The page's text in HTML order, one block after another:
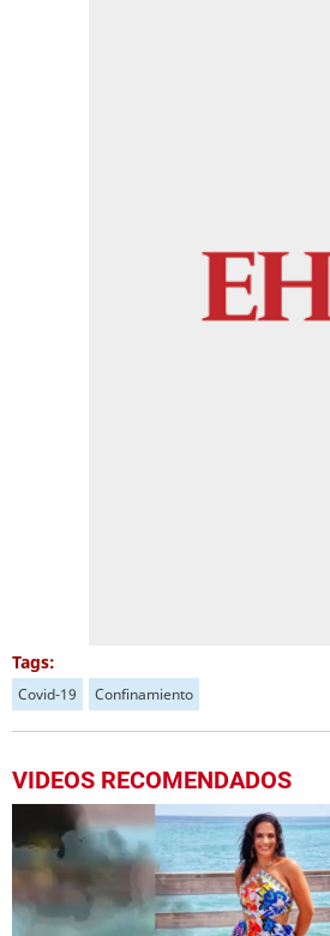
Tags:
Covid-19 Confinamiento
VIDEOS RECOMENDADOS